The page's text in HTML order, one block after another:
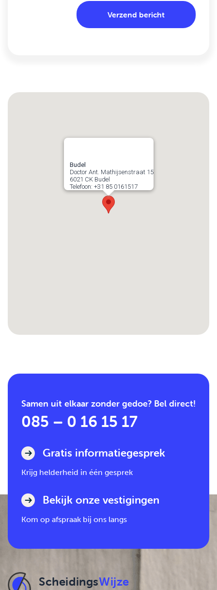
Budel
Doctor Ant. Mathijsenstraat 15
6021 CKBudel
Telefoon: +31 85 0161517
Samen uit elkaar zonder gedoe? Bel direct!
085 – 0 16 15 17
Gratis informatiegesprek
Krijg helderheid in één gesprek
Bekijk onze vestigingen
Kom op afspraak bij ons langs
ScheidingsWijze